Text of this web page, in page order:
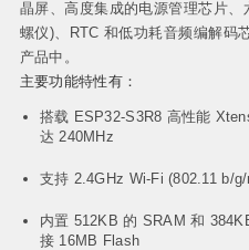
晶屏、高度集成的电源管理芯片
螺仪)、RTC 和低功耗音频编解码
产品中。
主要功能特性有：
搭载 ESP32-S3R8 高性能
达 240MHz
支持 2.4GHz Wi-Fi (802.11 b/
内置 512KB 的 SRAM 和
接 16MB Flash